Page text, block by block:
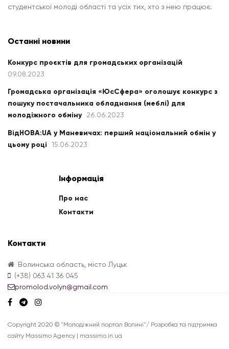
студентської молоді області та усіх тих, хто з нею працює.
Останні новини
Конкурс проєктів для громадських організацій
09.08.2023
Громадська організація «ЮсСфера» оголошує конкурс з
пошуку постачальника обладнання (меблі) для
молодіжного обміну
26.06.2023
ВідНОВА:UA у Маневичах: перший національний обмін у
цьому році
15.06.2023
Інформація
Про нас
Контакти
Контакти
Волинська область, місто Луцьк
(+38) 063 41 36 045
promolod.volyn@gmail.com
Copyright 2020 © "Молодіжний портал Волині"/ Розробка та підтримка
сайту Massimo Agency | massimo.in.ua